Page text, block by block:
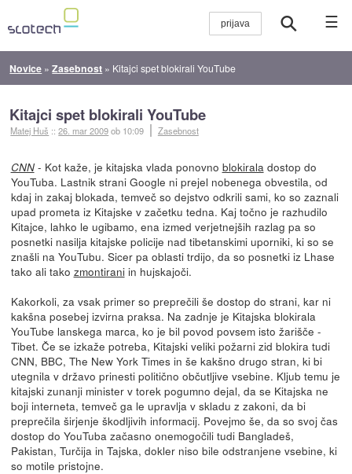
☰
Novice »Zasebnost » Kitajci spet blokirali YouTube
Kitajci spet blokirali YouTube
Matej Huš ::26. mar 2009ob 10:09 Zasebnost
CNN- Kot kaže, je kitajska vlada ponovno blokirala dostop do
YouTuba. Lastnik strani Google ni prejel nobenega obvestila, od
kdaj in zakaj blokada, temveč so dejstvo odkrili sami, ko so zaznali
upad prometa iz Kitajske v začetku tedna. Kaj točno je razhudilo
Kitajce, lahko le ugibamo, ena izmed verjetnejših razlag pa so
posnetki nasilja kitajske policije nad tibetanskimi uporniki, ki so se
znašli na YouTubu. Sicer pa oblasti trdijo, da so posnetki iz Lhase
tako ali tako zmontiraniin hujskajoči.
Kakorkoli, za vsak primer so preprečili še dostop do strani, kar ni
kakšna posebej izvirna praksa. Na zadnje je Kitajska blokirala
YouTube lanskega marca, ko je bil povod povsem isto žarišče -
Tibet. Če se izkaže potreba, Kitajski veliki požarni zid blokira tudi
CNN, BBC, The New York Times in še kakšno drugo stran, ki bi
utegnila v državo prinesti politično občutljive vsebine. Kljub temu je
kitajski zunanji minister v torek pogumno dejal, da se Kitajska ne
boji interneta, temveč ga le upravlja v skladu z zakoni, da bi
preprečila širjenje škodljivih informacij. Povejmo še, da so svoj čas
dostop do YouTuba začasno onemogočili tudi Bangladeš,
Pakistan, Turčija in Tajska, dokler niso bile odstranjene vsebine, ki
so motile pristojne.